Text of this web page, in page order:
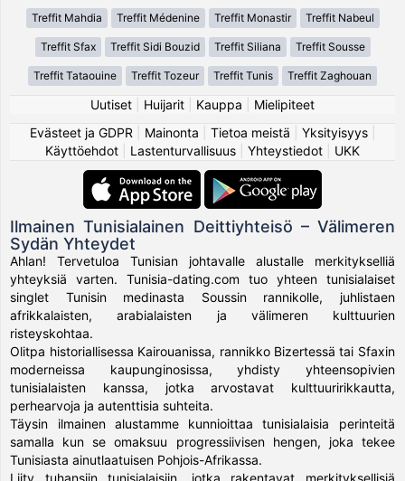
Treffit Mahdia Treffit Médenine Treffit Monastir Treffit Nabeul
Treffit Sfax Treffit Sidi Bouzid Treffit Siliana Treffit Sousse
Treffit Tataouine Treffit Tozeur Treffit Tunis Treffit Zaghouan
Uutiset Huijarit Kauppa
Mielipiteet
Evästeet ja GDPR
Mainonta Tietoa meistä Yksityisyys|
Käyttöehdot
Lastenturvallisuus Yhteystiedot UKK
Ilmainen Tunisialainen Deittiyhteisö – Välimeren
Sydän Yhteydet
Ahlan! Tervetuloa Tunisian johtavalle alustalle merkitykselliä
yhteyksiä varten. Tunisia-dating.com tuo yhteen tunisialaiset
singlet Tunisin medinasta Soussin rannikolle, juhlistaen
afrikkalaisten, arabialaisten ja välimeren kulttuurien
risteyskohtaa.
Olitpa historiallisessa Kairouanissa, rannikko Bizertessä tai Sfaxin
moderneissa kaupunginosissa, yhdisty yhteensopivien
tunisialaisten kanssa, jotka arvostavat kulttuuririkkautta,
perhearvoja ja autenttisia suhteita.
Täysin ilmainen alustamme kunnioittaa tunisialaisia perinteitä
samalla kun se omaksuu progressiivisen hengen, joka tekee
Tunisiasta ainutlaatuisen Pohjois-Afrikassa.
Liity tuhansiin tunisialaisiin, jotka rakentavat merkityksellisiä